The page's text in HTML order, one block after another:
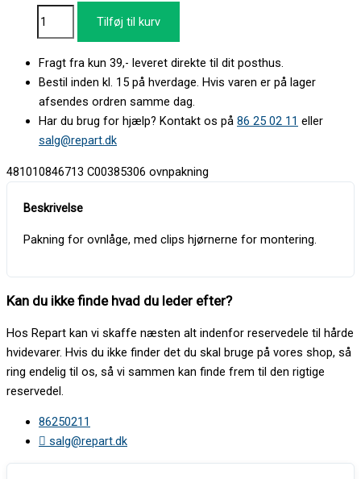
Tilføj til kurv
Fragt fra kun 39,- leveret direkte til dit posthus.
Bestil inden kl. 15 på hverdage. Hvis varen er på lager
afsendes ordren samme dag.
Har du brug for hjælp? Kontakt os på 86 25 02 11 eller
salg@repart.dk
481010846713 C00385306 ovnpakning
Pakning for ovnlåge, med clips hjørnerne for montering.
Kan du ikke finde hvad du leder efter?
Hos Repart kan vi skaffe næsten alt indenfor reservedele til hårde
hvidevarer. Hvis du ikke finder det du skal bruge på vores shop, så
ring endelig til os, så vi sammen kan finde frem til den rigtige
reservedel.
86250211
salg@repart.dk